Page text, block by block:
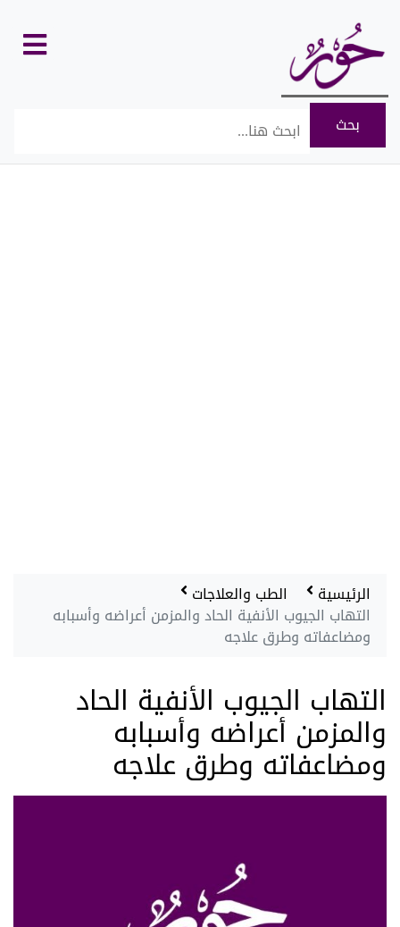
الرئيسية الطب والعلاجات
التهاب الجيوب الأنفية الحاد والمزمن أعراضه وأسبابه
ومضاعفاته وطرق علاجه
التهاب الجيوب الأنفية الحاد
والمزمن أعراضه وأسبابه
ومضاعفاته وطرق علاجه